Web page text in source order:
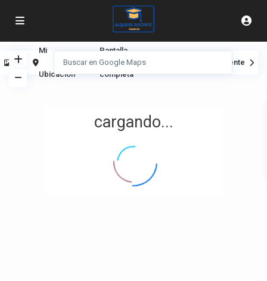
cargando...
Ver
Mi
Ubicación
Pantalla
completa
Siguiente